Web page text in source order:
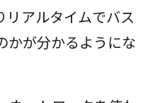
リアルタイムでバス
かが分かるようにな